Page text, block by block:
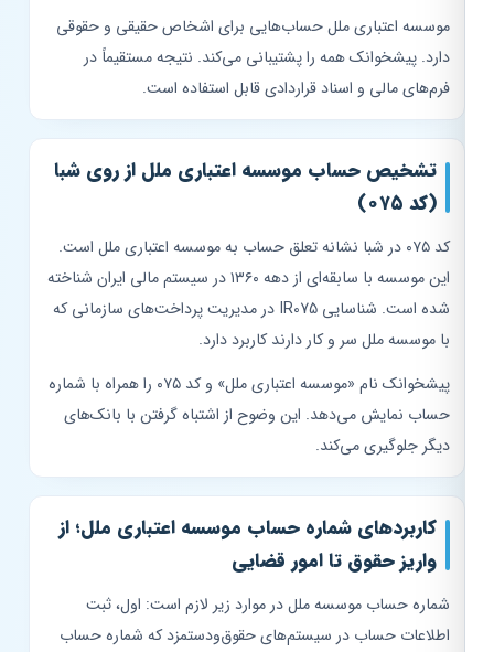
موسسه اعتباری ملل حساب‌هایی برای اشخاص حقیقی و حقوقی
دارد. پیشخوانک همه را پشتیبانی می‌کند. نتیجه مستقیماً در
فرم‌های مالی و اسناد قراردادی قابل استفاده است.
تشخیص حساب موسسه اعتباری ملل از روی شبا
(کد ۰۷۵)
کد ۰۷۵ در شبا نشانه تعلق حساب به موسسه اعتباری ملل است.
این موسسه با سابقه‌ای از دهه ۱۳۶۰ در سیستم مالی ایران شناخته
شده است. شناسایی IR075 در مدیریت پرداخت‌های سازمانی که
با موسسه ملل سر و کار دارند کاربرد دارد.
پیشخوانک نام «موسسه اعتباری ملل» و کد ۰۷۵ را همراه با شماره
حساب نمایش می‌دهد. این وضوح از اشتباه گرفتن با بانک‌های
دیگر جلوگیری می‌کند.
کاربردهای شماره حساب موسسه اعتباری ملل؛ از
واریز حقوق تا امور قضایی
شماره حساب موسسه ملل در موارد زیر لازم است: اول، ثبت
اطلاعات حساب در سیستم‌های حقوق‌ودستمزد که شماره حساب